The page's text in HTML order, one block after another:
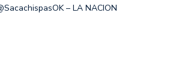
– LA NACION